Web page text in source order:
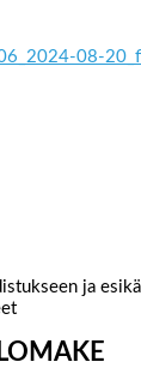
08-
ja